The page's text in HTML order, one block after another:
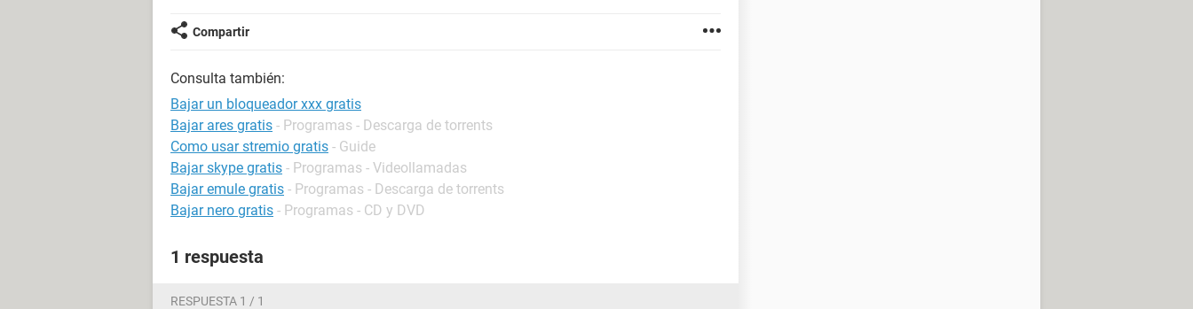
Compartir
Consulta también:
Bajar un bloqueador xxx gratis
Bajar ares gratis - Programas - Descarga de torrents
Como usar stremio gratis - Guide
Bajar skype gratis - Programas - Videollamadas
Bajar emule gratis - Programas - Descarga de torrents
Bajar nero gratis - Programas - CD y DVD
1 respuesta
RESPUESTA 1 / 1